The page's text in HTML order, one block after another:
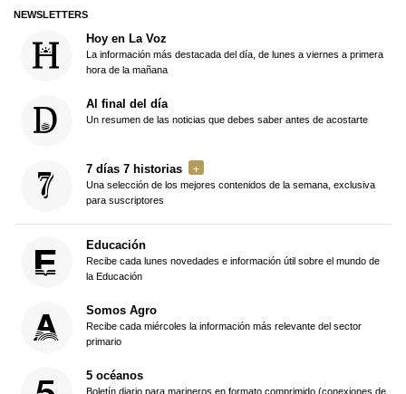
NEWSLETTERS
Hoy en La Voz
La información más destacada del día, de lunes a viernes a primera
hora de la mañana
Al final del día
Un resumen de las noticias que debes saber antes de acostarte
7 días 7 historias
Una selección de los mejores contenidos de la semana, exclusiva
para suscriptores
Educación
Recibe cada lunes novedades e información útil sobre el mundo de
la Educación
Somos Agro
Recibe cada miércoles la información más relevante del sector
primario
5 océanos
Boletín diario para marineros en formato comprimido (conexiones de